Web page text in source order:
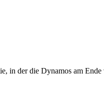
in der die Dynamos am Ende